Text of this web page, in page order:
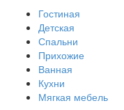
Гостиная
Детская
Спальни
Прихожие
Ванная
Кухни
Мягкая мебель